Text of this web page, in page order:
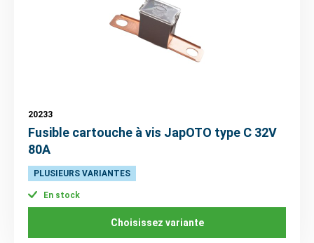
20233
Fusible cartouche à vis JapOTO type C 32V
80A
PLUSIEURS VARIANTES
En stock
Choisissez variante